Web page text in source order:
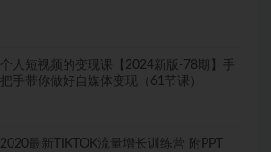
个人短视频的变现课【2024新版-78期】手
把手带你做好自媒体变现（61节课）
2020最新TIKTOK流量增长训练营 附PPT